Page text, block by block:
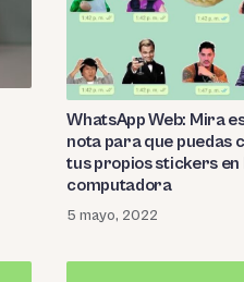
WhatsApp Web: Mira
nota para que puedas
tus propios stickers en
computadora
5 mayo, 2022